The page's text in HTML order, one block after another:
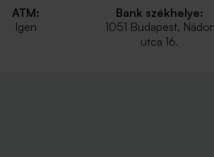
ATM:
Igen
Bank székhelye:
1051 Budapest, Nádor
utca 16.